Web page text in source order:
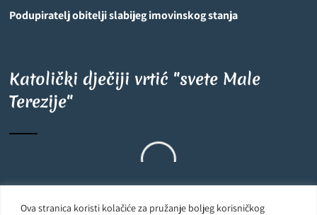
Ova stranica koristi kolačiće za pružanje boljeg korisničkog
Podupiratelj obitelji slabijeg imovinskog stanja
Katolički dječiji vrtić "svete Male
Terezije"